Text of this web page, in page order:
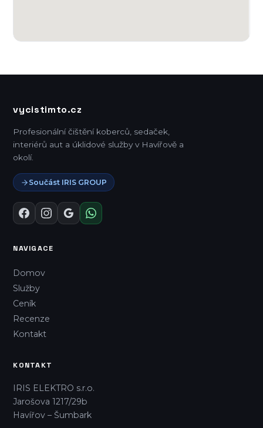
vycistimto.cz
Profesionální čištění koberců, sedaček,
interiérů aut a úklidové služby v Havířově a
okolí.
Součást IRIS GROUP
NAVIGACE
Domov
Služby
Ceník
Recenze
Kontakt
KONTAKT
IRIS ELEKTRO s.r.o.
Jarošova 1217/29b
Havířov – Šumbark